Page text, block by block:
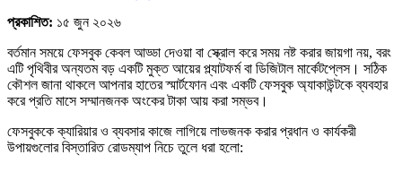
প্রকাশিত: ১৫ জুন ২০২৬
বর্তমান সময়ে ফেসবুক কেবল আড্ডা দেওয়া বা স্ক্রোল করে সময় নষ্ট করার জায়গা নয়, বরং
এটি পৃথিবীর অন্যতম বড় একটি মুক্ত আয়ের প্ল্যাটফর্ম বা ডিজিটাল মার্কেটপ্লেস। সঠিক
কৌশল জানা থাকলে আপনার হাতের স্মার্টফোন এবং একটি ফেসবুক অ্যাকাউন্টকে ব্যবহার
করে প্রতি মাসে সম্মানজনক অংকের টাকা আয় করা সম্ভব।
ফেসবুককে ক্যারিয়ার ও ব্যবসার কাজে লাগিয়ে লাভজনক করার প্রধান ও কার্যকরী
উপায়গুলোর বিস্তারিত রোডম্যাপ নিচে তুলে ধরা হলো: